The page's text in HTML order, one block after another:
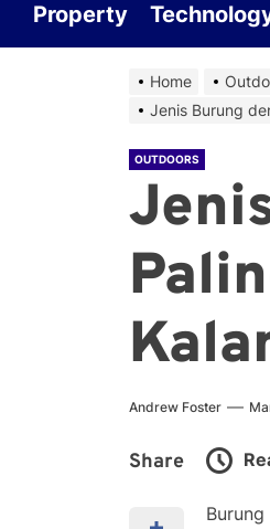
Property
Home
Jenis Burung
OUTDOORS
Andrew Foster
Share